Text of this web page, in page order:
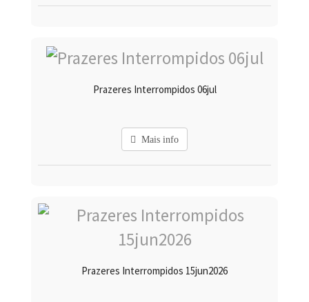
Prazeres Interrompidos 06jul
Mais info
Prazeres Interrompidos 15jun2026